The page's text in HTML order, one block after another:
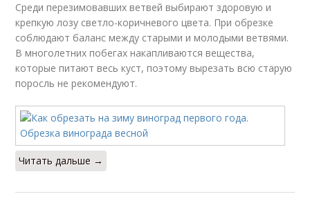
Среди перезимовавших ветвей выбирают здоровую и
крепкую лозу светло-коричневого цвета. При обрезке
соблюдают баланс между старыми и молодыми ветвями.
В многолетних побегах накапливаются вещества,
которые питают весь куст, поэтому вырезать всю старую
поросль не рекомендуют.
Читать дальше →